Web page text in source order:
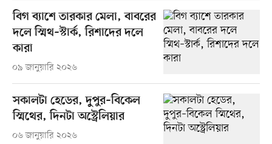
বিগ ব্যাশে তারকার মেলা, বাবরের
দলে স্মিথ–স্টার্ক, রিশাদের দলে
কারা
০৯ জানুয়ারি ২০২৬
সকালটা হেডের, দুপুর–বিকেল
স্মিথের, দিনটা অস্ট্রেলিয়ার
০৬ জানুয়ারি ২০২৬